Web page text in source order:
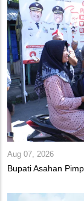
Aug 07, 2026
Bupati Asahan